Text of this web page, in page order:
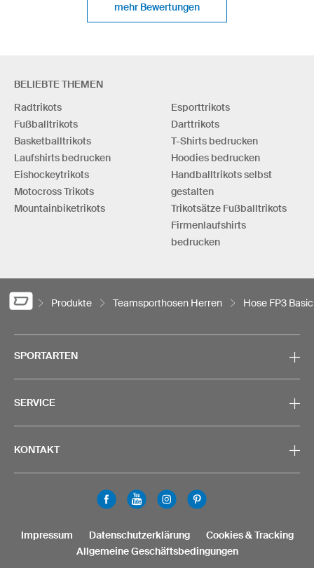
mehr Bewertungen
BELIEBTE THEMEN
Radtrikots
Fußballtrikots
Basketballtrikots
Laufshirts bedrucken
Eishockeytrikots
Motocross Trikots
Mountainbiketrikots
Esporttrikots
Darttrikots
T-Shirts bedrucken
Hoodies bedrucken
Handballtrikots selbst
gestalten
Trikotsätze Fußballtrikots
Firmenlaufshirts
bedrucken
Produkte Teamsporthosen Herren Hose FP3 Basic
SPORTARTEN
SERVICE
KONTAKT
Impressum Datenschutzerklärung
Cookies & Tracking
Allgemeine Geschäftsbedingungen